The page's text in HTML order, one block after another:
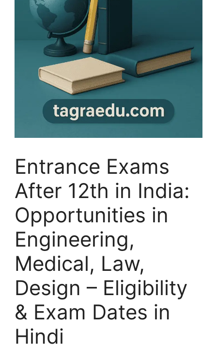
Entrance Exams
After 12th in India:
Opportunities in
Engineering,
Medical, Law,
Design – Eligibility
& Exam Dates in
Hindi